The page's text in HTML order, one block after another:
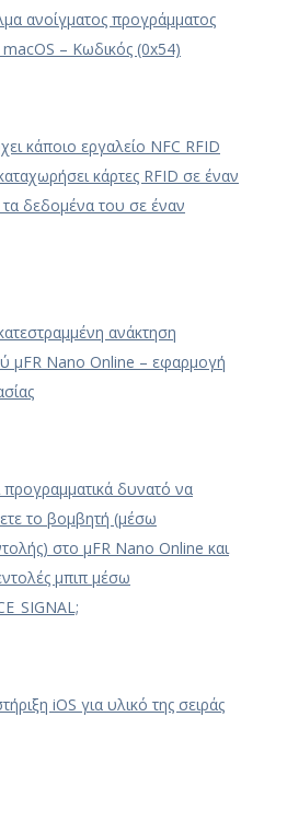
ανοίγματος προγράμματος
– Κωδικός (0x54)
κάποιο εργαλείο NFC RFID
κάρτες RFID σε έναν
δεδομένα του σε έναν
ανάκτηση
μFR Nano Online – εφαρμογή
προγραμματικά δυνατό να
το βομβητή (μέσω
στο μFR Nano Online και
μπιπ μέσω
iOS για υλικό της σειράς